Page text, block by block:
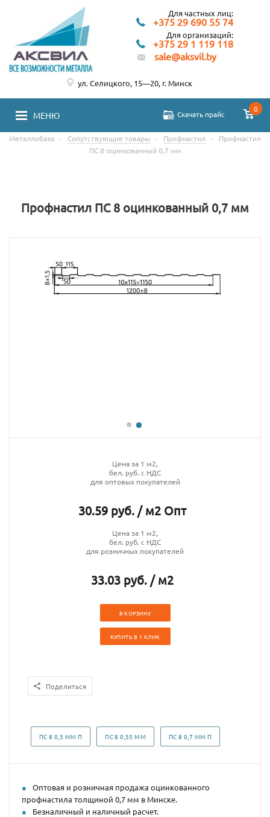
Для частных лиц:
+375 29 690 55 74
Для организаций:
+375 29 1 119 118
sale@aksvil.by
МЕНЮ Скачать прайс
0
ул. Селицкого, 15—20, г. Минск
Металлобаза - Сопутствующие товары - Профнастил -
Профнастил
ПС 8 оцинкованный 0,7 мм
Профнастил ПС 8 оцинкованный 0,7 мм
Цена за 1 м2,
бел. руб. с НДС
для оптовых покупателей
30.59 руб. / м2 Опт
Цена за 1 м2,
бел. руб. с НДС
для розничных покупателей
33.03 руб. / м2
В КОРЗИНУ
КУПИТЬ В 1 КЛИК
Поделиться
ПС 8 0,5 ММ П ПС 8 0,55 ММ ПС 8 0,7 ММ П
Оптовая и розничная продажа оцинкованного
профнастила толщиной 0,7 мм в Минске.
Безналичный и наличный расчет.